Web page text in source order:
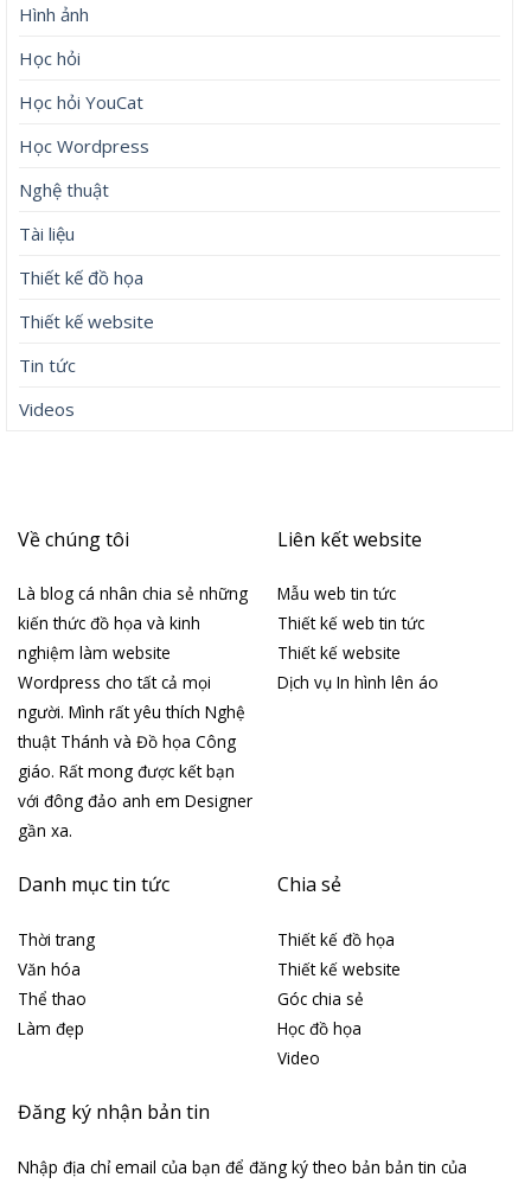
Hình ảnh
Học hỏi
Học hỏi YouCat
Học Wordpress
Nghệ thuật
Tài liệu
Thiết kế đồ họa
Thiết kế website
Tin tức
Videos
Về chúng tôi
Là blog cá nhân chia sẻ những
kiến thức đồ họa và kinh
nghiệm làm website
Wordpress cho tất cả mọi
người. Mình rất yêu thích Nghệ
thuật Thánh và Đồ họa Công
giáo. Rất mong được kết bạn
với đông đảo anh em Designer
gần xa.
Liên kết website
Mẫu web tin tức
Thiết kế web tin tức
Thiết kế website
Dịch vụ In hình lên áo
Danh mục tin tức
Thời trang
Văn hóa
Thể thao
Làm đẹp
Chia sẻ
Thiết kế đồ họa
Thiết kế website
Góc chia sẻ
Học đồ họa
Video
Đăng ký nhận bản tin
Nhập địa chỉ email của bạn để đăng ký theo bản bản tin của